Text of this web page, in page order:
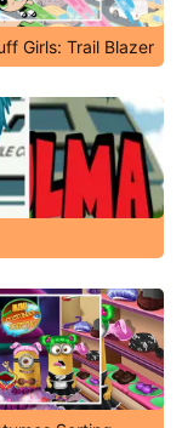
Girls: Trail Blazer